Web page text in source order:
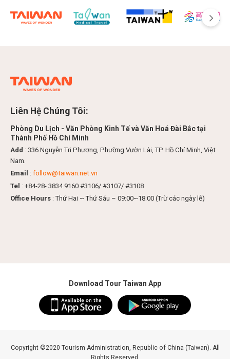
Liên Hệ Chúng Tôi:
Phòng Du Lịch - Văn Phòng Kinh Tế và Văn Hoá Đài Bắc tại
Thành Phố Hồ Chí Minh
Add : 336 Nguyễn Tri Phương, Phường Vườn Lài, TP. Hồ Chí Minh, Việt
Nam.
Email : follow@taiwan.net.vn
Tel : +84-28- 3834 9160 #3106/ #3107/ #3108
Office Hours : Thứ Hai ~ Thứ Sáu – 09:00~18:00 (Trừ các ngày lễ)
Download Tour Taiwan App
Copyright ©2020 Tourism Administration, Republic of China (Taiwan). All